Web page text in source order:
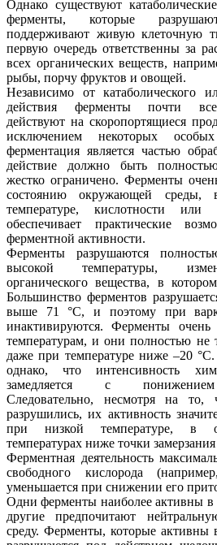
Однако существуют
ферменты, которые
поддерживают живую клеточную
первую очередь ответственны за
всех органических веществ,
рыбы, порчу фруктов и овощей.
Независимо от катаболического
действия ферменты почти
действуют на скоропортящиеся
исключением некоторых
ферментация является частью
действие должно быть
жестко ограничено. Ферменты
состоянию окружающей среды,
температуре, кислотности или
обеспечивает практические
ферментной активности.
Ферменты разрушаются
высокой температуры,
органического вещества, в
Большинство ферментов
выше 71 °С, и поэтому при
инактивируются. Ферменты
температурам, и они полностью не
даже при температуре ниже –20
однако, что интенсивность
замедляется с
Следовательно, несмотря на
разрушились, их активность
при низкой температуре, в
температурах ниже точки
Ферментная деятельность
свободного кислорода
уменьшается при снижении его
Одни ферменты наиболее активны в
другие предпочитают
среду. Ферменты, которые активны